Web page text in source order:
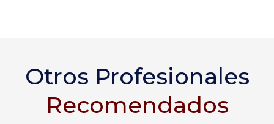
Otros Profesionales
Recomendados